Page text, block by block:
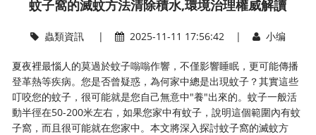
蚊子窩的滅蚊方法清除積水,環境治理權威解讀
蟲類資訊| 2025-11-11 17:56:42 | 小编
夏夜裡最惱人的莫過於蚊子嗡嗡作響，不僅影響睡眠，更可能傳播
登革熱等疾病。您是否曾疑惑，為何家中總是出現蚊子？其實這些
叮咬您的蚊子，很可能就是您自己無意中"養"出來的。蚊子一般活
動半徑在50-200米左右，如果您家中有蚊子，說明這個範圍內有蚊
子窩，而且很可能就在您家中。本文將深入探討蚊子窩的滅蚊方